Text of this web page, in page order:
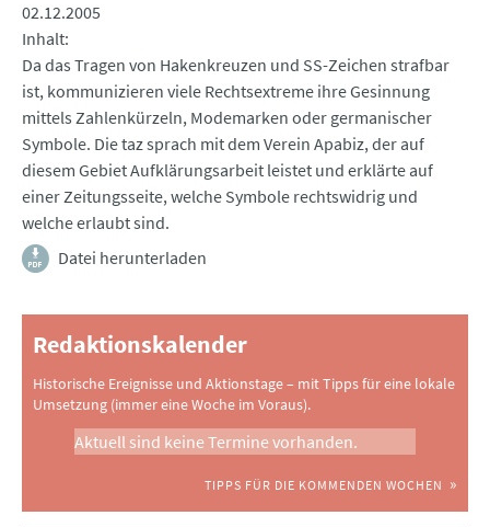
02.12.2005
Inhalt
Da das Tragen von Hakenkreuzen und SS-Zeichen strafbar
ist, kommunizieren viele Rechtsextreme ihre Gesinnung
mittels Zahlenkürzeln, Modemarken oder germanischer
Symbole. Die taz sprach mit dem Verein Apabiz, der auf
diesem Gebiet Aufklärungsarbeit leistet und erklärte auf
einer Zeitungsseite, welche Symbole rechtswidrig und
welche erlaubt sind.
Datei herunterladen
Redaktionskalender
Historische Ereignisse und Aktionstage – mit Tipps für eine lokale
Umsetzung (immer eine Woche im Voraus).
Aktuell sind keine Termine vorhanden.
TIPPS FÜR DIE KOMMENDEN WOCHEN